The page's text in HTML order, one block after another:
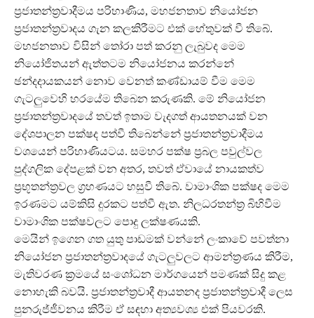
ප්‍රජාතන්ත්‍රවාදීමය පරිහාණිය, මහජනතාව නියෝජන
ප්‍රජාතන්ත්‍රවාදය ගැන කලකිරීමට එක් හේතුවක් වී තිබේ.
මහජනතාව විසින් තෝරා පත් කරනු ලැබුවද මෙම
නියෝජිතයන් ඇත්තටම නියෝජනය කරන්නේ
ඡන්දදායකයන් නොව වෙනත් කණ්ඩායම් වීම මෙම
ගැටලුවෙහි හරයේම තිබෙන කරුණකි. මේ නියෝජන
ප්‍රජාතන්ත්‍රවාදයේ තවත් ඉතාම වැදගත් ආයතනයක් වන
දේශපාලන පක්ෂද පත්වී තිබෙන්නේ ප්‍රජාතන්ත්‍රවාදීමය
වශයෙන් පරිහාණියටය. සමහර පක්ෂ ප්‍රබල පවුල්වල
පුද්ගලික දේපළක් වන අතර, තවත් ඒවායේ නායකත්ව
ප්‍රභූතන්ත්‍රවල ග්‍රහණයට හසුවී තිබේ. වාමාංශික පක්ෂද මෙම
ඉරණමට යම්කිසි දුරකට පත්වී ඇත. නිලධරතන්ත්‍ර බිහිවීම
වාමාංශික පක්ෂවලට පොදු ලක්ෂණයකි.
මෙයින් ඉගෙන ගත යුතු පාඩමක් වන්නේ ලංකාවේ පවත්නා
නියෝජන ප්‍රජාතන්ත්‍රවාදයේ ගැටලුවලට ආමන්ත්‍රණය කිරීම,
මැතිවරණ ක්‍රමයේ සංශෝධන මාර්ගයෙන් පමණක් සිදු කළ
නොහැකි බවයි. ප්‍රජාතන්ත්‍රවාදී ආයතනද ප්‍රජාතන්ත්‍රවාදී ලෙස
පුනරුජ්ජීවනය කිරීම ඒ සඳහා අත්‍යවශ්‍ය එක් පියවරකි.